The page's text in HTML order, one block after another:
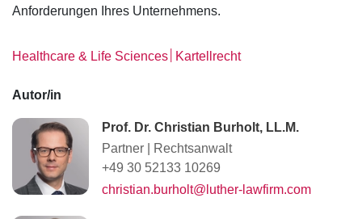
Anforderungen Ihres Unternehmens.
Healthcare & Life Sciences Kartellrecht
Autor/in
Prof. Dr. Christian Burholt, LL.M.
Partner
Rechtsanwalt
+49 30 52133 10269
christian.burholt@luther-lawfirm.com